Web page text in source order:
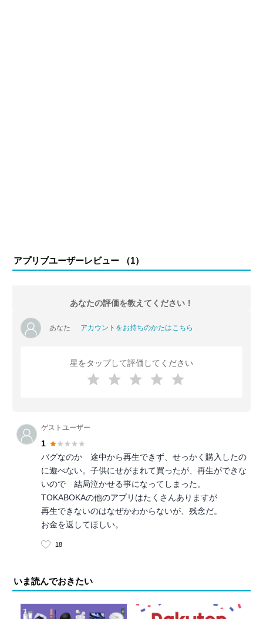
アプリブユーザーレビュー （1）
あなたの評価を教えてください！
あなた アカウントをお持ちのかたはこちら
星をタップして評価してください
ゲストユーザー
1
バグなのか 途中から再生できず、せっかく購入したの
に遊べない。子供にせがまれて買ったが、再生ができな
いので 結局泣かせる事になってしまった。
TOKABOKAの他のアプリはたくさんありますが
再生できないのはなぜかわからないが、残念だ。
お金を返してほしい。
18
いま読んでおきたい